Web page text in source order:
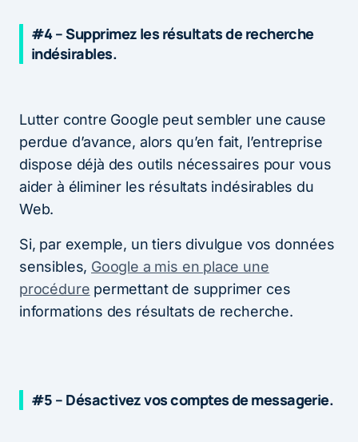
#4 – Supprimez les résultats de recherche
indésirables.
Lutter contre Google peut sembler une cause
perdue d’avance, alors qu’en fait, l’entreprise
dispose déjà des outils nécessaires pour vous
aider à éliminer les résultats indésirables du
Web.
Si, par exemple, un tiers divulgue vos données
sensibles, Google a mis en place une
procédure permettant de supprimer ces
informations des résultats de recherche.
#5 – Désactivez vos comptes de messagerie.